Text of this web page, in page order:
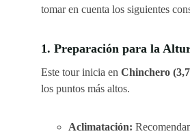
tomar en cuenta los siguientes
1. Preparación para la
Este tour inicia en Chinchero
los puntos más altos.
Aclimatación: